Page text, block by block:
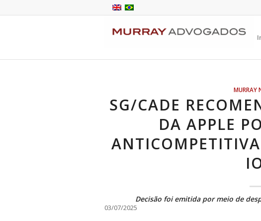
MURRAY
SG/CADE
DA APPLE
Decisão foi emitida por meio de
03/07/2025